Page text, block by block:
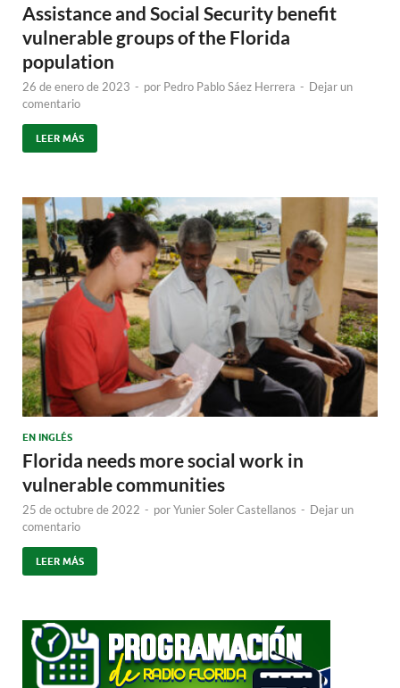
Assistance and Social Security benefit
vulnerable groups of the Florida
population
26 de enero de 2023 - por Pedro Pablo Sáez Herrera - Dejar un
comentario
LEER MÁS
EN INGLÉS
Florida needs more social work in
vulnerable communities
25 de octubre de 2022 - porYunier Soler Castellanos - Dejar un
comentario
LEER MÁS